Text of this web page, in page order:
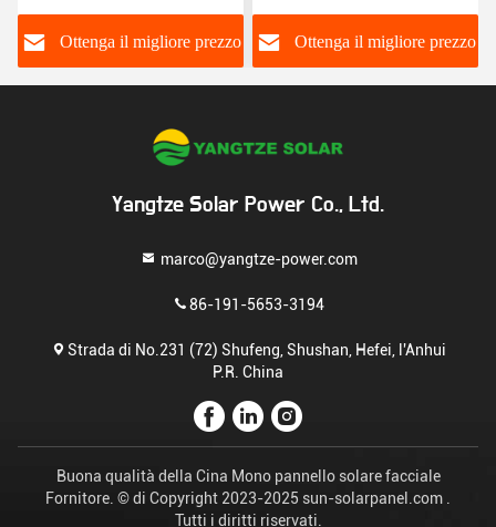
MC4
Ottenga il migliore prezzo
pannello solare della lega
di alluminio mono
Ottenga il migliore prezzo
Yangtze Solar Power Co., Ltd.
marco@yangtze-power.com
86-191-5653-3194
Strada di No.231 (72) Shufeng, Shushan, Hefei, l'Anhui
P.R. China
Buona qualità della Cina Mono pannello solare facciale
Fornitore. © di Copyright 2023-2025 sun-solarpanel.com .
Tutti i diritti riservati.